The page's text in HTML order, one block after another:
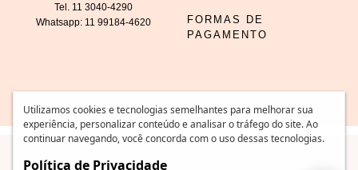
Tel. 11 3040-4290
Whatsapp: 11 99184-4620
FORMAS DE
PAGAMENTO
60.774.452/0001-52
Utilizamos cookies e tecnologias semelhantes para melhorar sua
experiência, personalizar conteúdo e analisar o tráfego do site. Ao
continuar navegando, você concorda com o uso dessas tecnologias.
Política de Privacidade